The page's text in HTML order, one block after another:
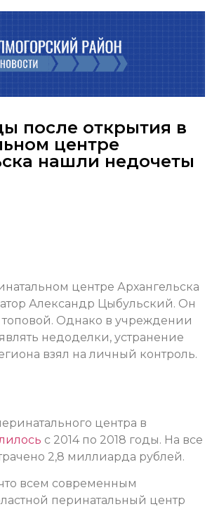
после открытия в
центре
нашли недочеты
центре Архангельска
Александр Цыбульский. Он
топовой. Однако в учреждении
недоделки, устранение
взял на личный контроль.
центра в
с 2014 по 2018 годы. На все
2,8 миллиарда рублей.
всем современным
перинатальный центр